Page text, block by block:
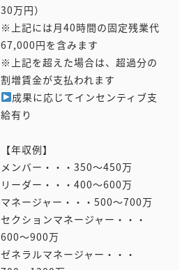
30万円）
※上記には月40時間の固定残業代
67,000円を含みます
※上記を超えた場合は、超過分の
割増賃金が支払われます
成果に応じてインセンティブ支
給有り
【年収例】
メンバー・・・350〜450万
リーダー・・・400〜600万
マネージャー・・・500〜700万
セクションマネージャー・・・
600〜900万
ゼネラルマネージャー・・・